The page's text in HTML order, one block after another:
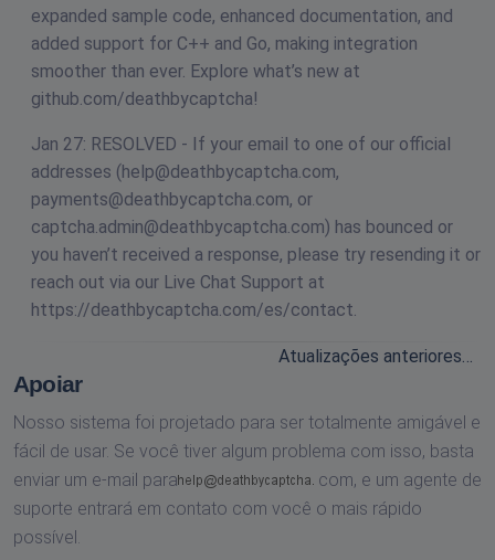
expanded sample code, enhanced documentation, and
added support for C++ and Go, making integration
smoother than ever. Explore what’s new at
github.com/deathbycaptcha!
Jan 27: RESOLVED - If your email to one of our official
addresses (help@deathbycaptcha.com,
payments@deathbycaptcha.com, or
captcha.admin@deathbycaptcha.com) has bounced or
you haven’t received a response, please try resending it or
reach out via our Live Chat Support at
https://deathbycaptcha.com/es/contact.
Atualizações anteriores…
Apoiar
Nosso sistema foi projetado para ser totalmente amigável e
fácil de usar. Se você tiver algum problema com isso, basta
enviar um e-mail para
com, e um agente de
suporte entrará em contato com você o mais rápido
possível.